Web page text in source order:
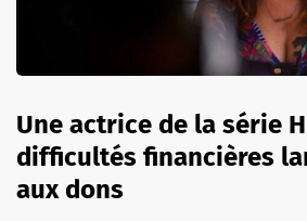
Une actrice de la série
difficultés financières
aux dons